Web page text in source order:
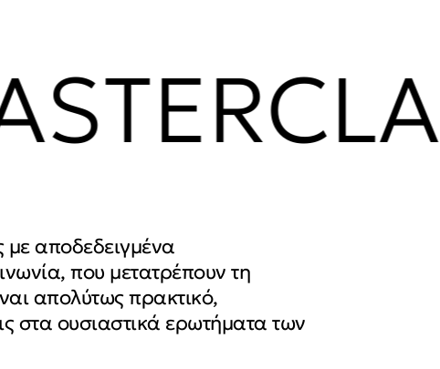
με αποδεδειγμένα
που μετατρέπουν τη
απολύτως πρακτικό,
στα ουσιαστικά ερωτήματα των